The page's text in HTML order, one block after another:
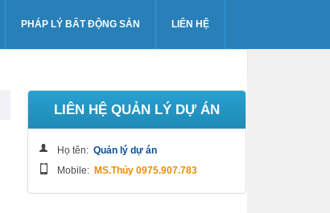
PHÁP LÝ BẤT ĐỘNG SẢN LIÊN HỆ
LIÊN HỆ QUẢN LÝ DỰ ÁN
Họ tên: Quản lý dự án
Mobile:
MS.Thủy 0975.907.783